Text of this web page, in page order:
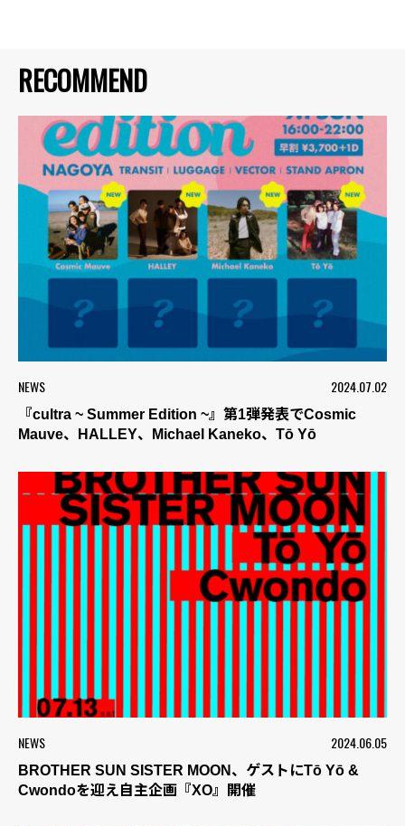
RECOMMEND
NEWS 2024.07.02
『cultra ~ Summer Edition ~』第1弾発表でCosmic
Mauve、HALLEY、Michael Kaneko、Tō Yō
NEWS 2024.06.05
BROTHER SUN SISTER MOON、ゲストにTō Yō &
Cwondoを迎え自主企画『XO』開催